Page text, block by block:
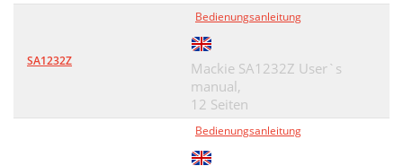
SA1232Z
Bedienungsanleitung
Mackie SA1232Z User`s
manual,
12 Seiten
Bedienungsanleitung